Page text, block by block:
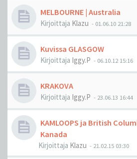
MELBOURNE | Australia
Kirjoittaja Klazu - 01.06.10 21:28
Kuvissa GLASGOW
Kirjoittaja Iggy.P - 06.10.12 15:16
KRAKOVA
Kirjoittaja Iggy.P - 23.06.13 16:44
KAMLOOPS ja British
Kanada
Kirjoittaja Klazu - 21.02.15 03:30